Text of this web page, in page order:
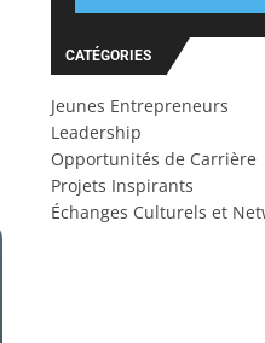
CATÉGORIES
Jeunes Entrepreneurs
Leadership
Opportunités de Carrière
Projets Inspirants
Échanges Culturels et